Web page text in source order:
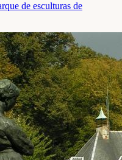
de esculturas de